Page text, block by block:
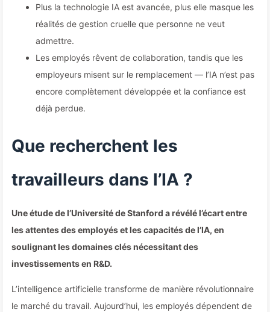
Plus la technologie IA est avancée, plus elle masque les
réalités de gestion cruelle que personne ne veut
admettre.
Les employés rêvent de collaboration, tandis que les
employeurs misent sur le remplacement — l’IA n’est pas
encore complètement développée et la confiance est
déjà perdue.
Que recherchent les
travailleurs dans l’IA ?
Une étude de l’Université de Stanford a révélé l’écart entre
les attentes des employés et les capacités de l’IA, en
soulignant les domaines clés nécessitant des
investissements en R&D.
L’intelligence artificielle transforme de manière révolutionnaire
le marché du travail. Aujourd’hui, les employés dépendent de